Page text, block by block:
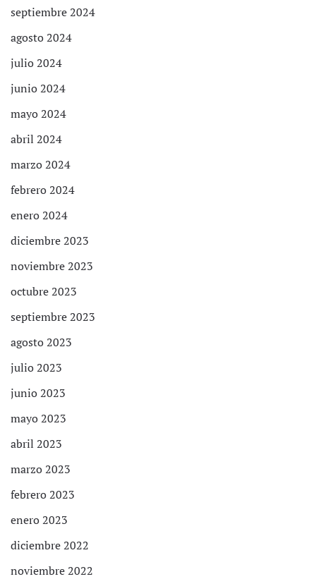
septiembre 2024
agosto 2024
julio 2024
junio 2024
mayo 2024
abril 2024
marzo 2024
febrero 2024
enero 2024
diciembre 2023
noviembre 2023
octubre 2023
septiembre 2023
agosto 2023
julio 2023
junio 2023
mayo 2023
abril 2023
marzo 2023
febrero 2023
enero 2023
diciembre 2022
noviembre 2022